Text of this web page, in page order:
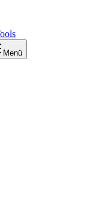
Menü